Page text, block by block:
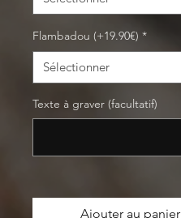
Flambadou (+19.90€) *
Texte à graver (facultatif)
Ajouter au panier